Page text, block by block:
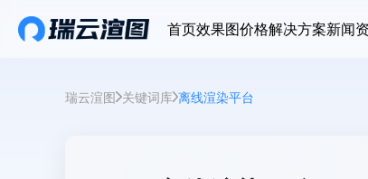
首页效果图价格解决方案新闻
瑞云渲图 关键词库 离线渲染平台